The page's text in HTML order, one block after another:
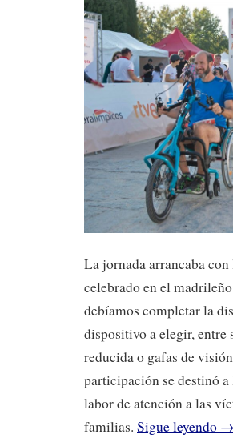
La jornada arrancaba con
celebrado en el madrileño
debíamos completar la
dispositivo a elegir, entre
reducida o gafas de
participación se destinó
labor de atención a las
familias. Sigue leyendo →